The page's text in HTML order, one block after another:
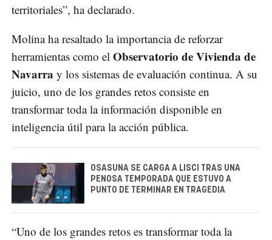
territoriales”, ha declarado.
Molina ha resaltado la importancia de reforzar
herramientas como el Observatorio de Vivienda de
Navarra y los sistemas de evaluación continua. A su
juicio, uno de los grandes retos consiste en
transformar toda la información disponible en
inteligencia útil para la acción pública.
OSASUNA SE CARGA A LISCI TRAS UNA
PENOSA TEMPORADA QUE ESTUVO A
PUNTO DE TERMINAR EN TRAGEDIA
“Uno de los grandes retos es transformar toda la